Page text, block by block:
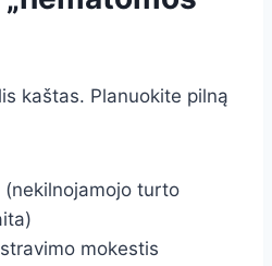
kaštas. Planuokite pilną
turto
mokestis